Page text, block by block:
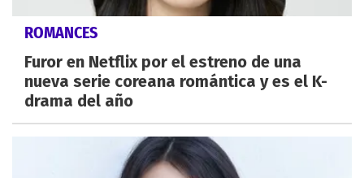
ROMANCES
Furor en Netflix por el estreno de una
nueva serie coreana romántica y es el K-
drama del año